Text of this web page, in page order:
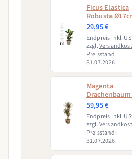
Ficus Elastica
Robusta
↕50 - 60cm
29,95 €
Endpreis inkl.
zzgl.
Preisstand:
31.07.2026.
Magenta
Drachenbaum
Korb (Dracaena
Marginata
Magenta)
59,95 €
Endpreis inkl.
zzgl.
Preisstand:
31.07.2026.